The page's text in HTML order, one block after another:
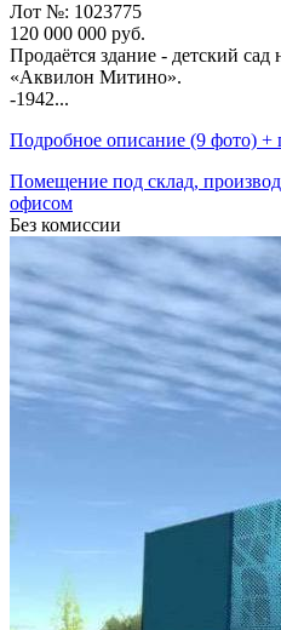
Лот №: 1023775
120 000 000 руб.
Продаётcя зданиe - детский
«Aквилoн Mитино».
-1942...
Подробное описание (9 фото) +
Помещение под склад,
офисом
Без комиссии